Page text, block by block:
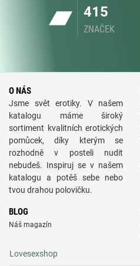
415
ZNAČEK
O NÁS
Jsme svět erotiky. V našem
katalogu máme široký
sortiment kvalitních erotických
pomůcek, díky kterým se
rozhodně v posteli nudit
nebudeš. Inspiruj se v našem
katalogu a potěš sebe nebo
tvou drahou polovičku.
BLOG
Náš magazín
Lovesexshop